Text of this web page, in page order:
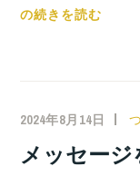
「日
ラ」
が
の続きを読む
2024年8月14日
小
メッセージ